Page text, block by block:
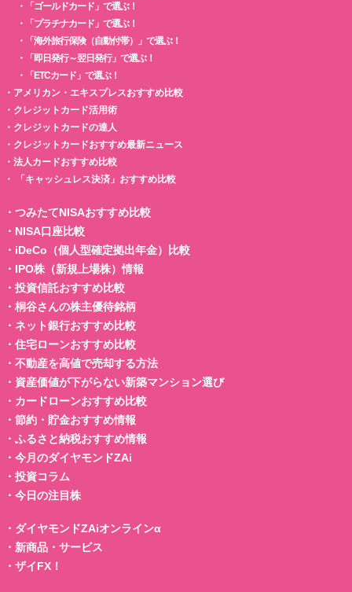
・
「ゴールドカード」で選ぶ！
・
「プラチナカード」で選ぶ！
・
「海外旅行保険（自動付帯）」で選ぶ！
・
「即日発行～翌日発行」で選ぶ！
・
「ETCカード」で選ぶ！
・ アメリカン・エキスプレスおすすめ比較
・ クレジットカード活用術
・ クレジットカードの達人
・ クレジットカードおすすめ最新ニュース
・ 法人カードおすすめ比較
・
「キャッシュレス決済」おすすめ比較
・ つみたてNISAおすすめ比較
・ NISA口座比較
・ iDeCo（個人型確定拠出年金）比較
・ IPO株（新規上場株）情報
・ 投資信託おすすめ比較
・ 桐谷さんの株主優待銘柄
・ ネット銀行おすすめ比較
・ 住宅ローンおすすめ比較
・ 不動産を高値で売却する方法
・ 資産価値が下がらない新築マンション選び
・ カードローンおすすめ比較
・ 節約・貯金おすすめ情報
・ ふるさと納税おすすめ情報
・ 今月のダイヤモンドZAi
・ 投資コラム
・ 今日の注目株
・ ダイヤモンドZAiオンラインα
・ 新商品・サービス
・ ザイFX！